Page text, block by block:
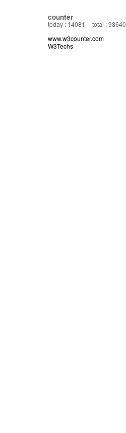
counter
today : 14081
total : 93640
www.w3counter.com
W3Techs